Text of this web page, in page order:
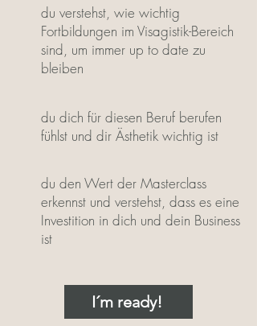
du verstehst, wie wichtig
Fortbildungen im Visagistik-Bereich
sind, um immer up to date zu
bleiben
du dich für diesen Beruf berufen
fühlst und dir Ästhetik wichtig ist
du den Wert der Masterclass
erkennst und verstehst, dass es eine
Investition in dich und dein Business
ist
I´m ready!